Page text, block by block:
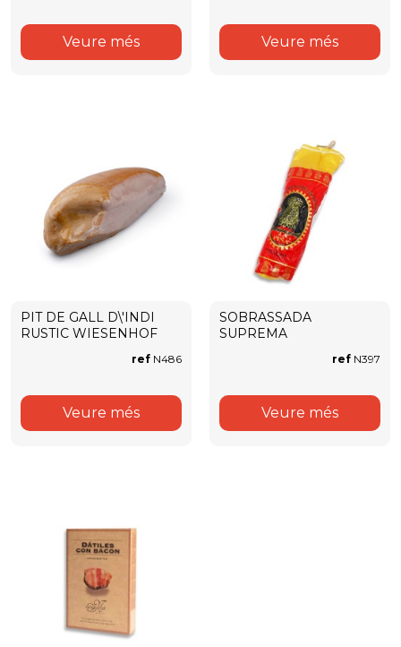
Veure més Veure més
PIT DE GALL D\'INDI
RUSTIC WIESENHOF
ref N486
Veure més
SOBRASSADA
SUPREMA
ref N397
Veure més